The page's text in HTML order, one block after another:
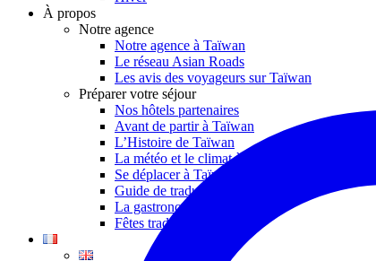
À propos
Notre agence
Notre agence à Taïwan
Le réseau Asian Roads
Les avis des voyageurs sur Taïwan
Préparer votre séjour
Nos hôtels partenaires
Avant de partir à Taïwan
L’Histoire de Taïwan
La météo et le climat à Taïwan
Se déplacer à Taïwan
Guide de traduction en mandarin
La gastronomie taïwanaise
Fêtes traditionnelles